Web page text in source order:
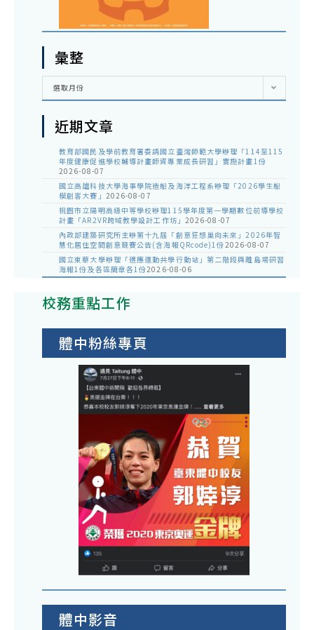
彙整
彙
選取月份
近期文章
教育部國民及學前教育署委請國立臺灣師範大學辦理「114至115
年度健康促進學校輔導計畫師資專業成長研習」實施計畫1份
2026-08-07
國立高雄科技大學海事學院造船及海洋工程系辦理「2026學生船
模創客大賽」 2026-08-07
桃園市立陽明高級中等學校辦理115學年度第一學期數位前導學校
計畫「AR2VR跨域教學設計工作坊」 2026-08-07
內政部建築研究所主辦第十九屆「創意狂想巢向未來」2026年智
慧化居住空間創意競賽公告(含海報QRcode)1份2026-08-07
國立東華大學辦理「適應運動共學行動站」第二階段與離島場研習
海報1份及各區簡章各1份2026-08-06
校務重點工作
體中粉絲專頁
體中影音